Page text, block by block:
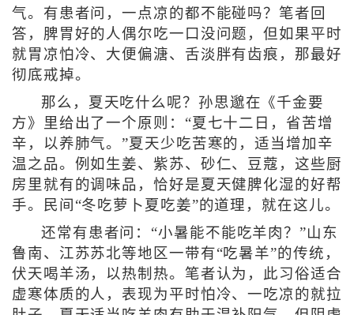
气。有患者问，一点凉的都不能碰吗？笔者回
答，脾胃好的人偶尔吃一口没问题，但如果平时
就胃凉怕冷、大便偏溏、舌淡胖有齿痕，那最好
彻底戒掉。
那么，夏天吃什么呢？孙思邈在《千金要
方》里给出了一个原则：“夏七十二日，省苦增
辛，以养肺气。”夏天少吃苦寒的，适当增加辛
温之品。例如生姜、紫苏、砂仁、豆蔻，这些厨
房里就有的调味品，恰好是夏天健脾化湿的好帮
手。民间“冬吃萝卜夏吃姜”的道理，就在这儿。
还常有患者问：“小暑能不能吃羊肉？”山东
鲁南、江苏苏北等地区一带有“吃暑羊”的传统，
伏天喝羊汤，以热制热。笔者认为，此习俗适合
虚寒体质的人，表现为平时怕冷、一吃凉的就拉